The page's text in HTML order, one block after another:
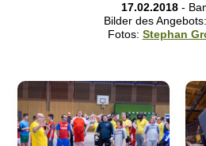
17.02.2018 -
Bilder des Angebots:
Fotos: Stephan